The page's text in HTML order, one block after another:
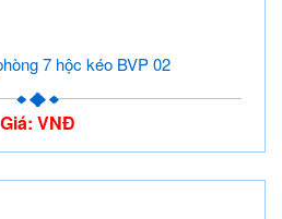
7 hộc kéo BVP 02
Giá: VNĐ